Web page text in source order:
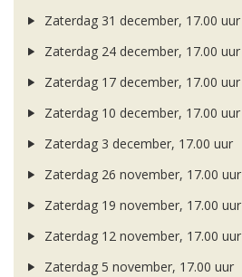
Zaterdag 31 december, 17.00 uur
Zaterdag 24 december, 17.00 uur
Zaterdag 17 december, 17.00 uur
Zaterdag 10 december, 17.00 uur
Zaterdag 3 december, 17.00 uur
Zaterdag 26 november, 17.00 uur
Zaterdag 19 november, 17.00 uur
Zaterdag 12 november, 17.00 uur
Zaterdag 5 november, 17.00 uur